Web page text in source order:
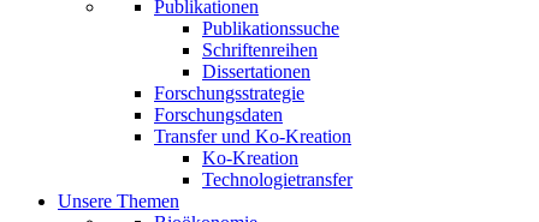
Publikationen
Publikationssuche
Schriftenreihen
Dissertationen
Forschungsstrategie
Forschungsdaten
Transfer und Ko-Kreation
Ko-Kreation
Technologietransfer
Unsere Themen